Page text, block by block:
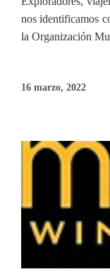
nos identificamos
la Organización
16 marzo, 2022